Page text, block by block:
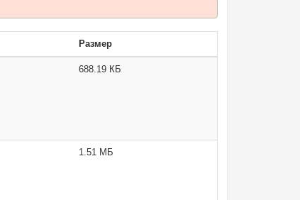
Размер
688.19 КБ
1.51 МБ